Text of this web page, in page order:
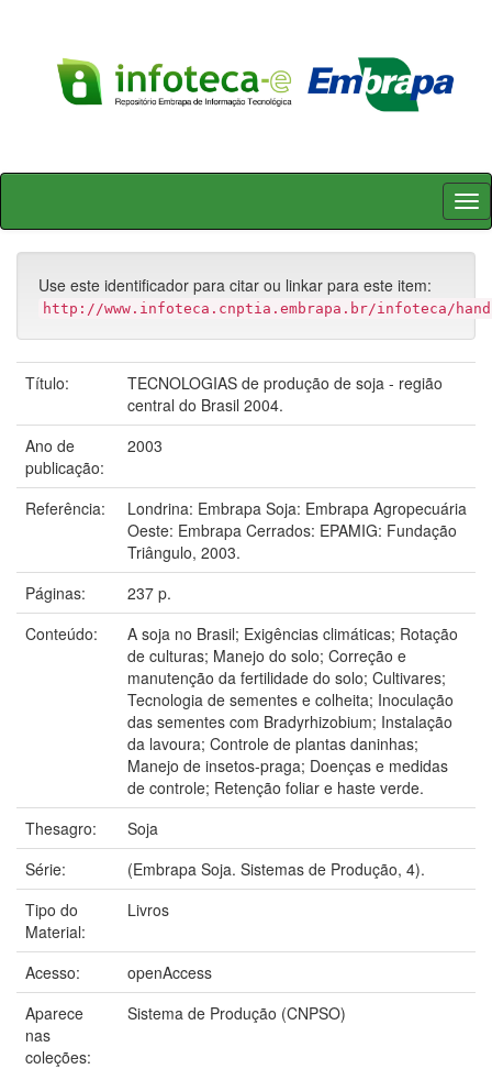
Skip
Use este identificador para citar ou linkar para este item:
http://www.infoteca.cnptia.embrapa.br/infoteca/
Título:
TECNOLOGIAS de produção de soja - região
central do Brasil 2004.
Ano de
publicação:
2003
Referência:
Londrina: Embrapa Soja: Embrapa Agropecuária
Oeste: Embrapa Cerrados: EPAMIG: Fundação
Triângulo, 2003.
Páginas:
237 p.
Conteúdo:
A soja no Brasil; Exigências climáticas; Rotação
de culturas; Manejo do solo; Correção e
manutenção da fertilidade do solo; Cultivares;
Tecnologia de sementes e colheita; Inoculação
das sementes com Bradyrhizobium; Instalação
da lavoura; Controle de plantas daninhas;
Manejo de insetos-praga; Doenças e medidas
de controle; Retenção foliar e haste verde.
Thesagro:
Soja
Série:
(Embrapa Soja. Sistemas de Produção, 4).
Tipo do
Material:
Livros
Acesso:
openAccess
Aparece
nas
coleções:
Sistema de Produção (CNPSO)